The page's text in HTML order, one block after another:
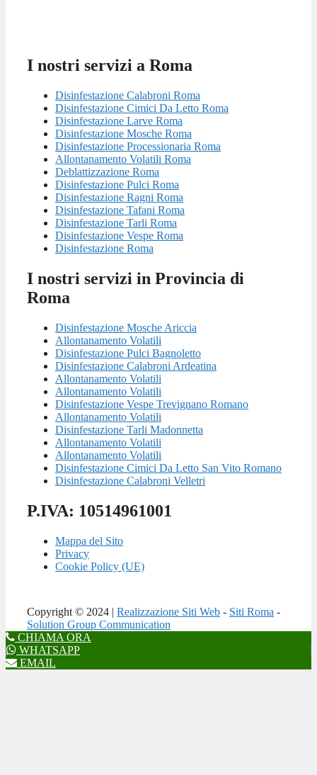
I nostri servizi a Roma
Disinfestazione Calabroni Roma
Disinfestazione Cimici Da Letto Roma
Disinfestazione Larve Roma
Disinfestazione Mosche Roma
Disinfestazione Processionaria Roma
Allontanamento Volatili Roma
Deblattizzazione Roma
Disinfestazione Pulci Roma
Disinfestazione Ragni Roma
Disinfestazione Tafani Roma
Disinfestazione Tarli Roma
Disinfestazione Vespe Roma
Disinfestazione Roma
I nostri servizi in Provincia di
Roma
Disinfestazione Mosche Ariccia
Allontanamento Volatili
Disinfestazione Pulci Bagnoletto
Disinfestazione Calabroni Ardeatina
Allontanamento Volatili
Allontanamento Volatili
Disinfestazione Vespe Trevignano Romano
Allontanamento Volatili
Disinfestazione Tarli Madonnetta
Allontanamento Volatili
Allontanamento Volatili
Disinfestazione Cimici Da Letto San Vito Romano
Disinfestazione Calabroni Velletri
P.IVA: 10514961001
Mappa del Sito
Privacy
Cookie Policy (UE)
Copyright © 2024 | Realizzazione Siti Web - Siti Roma -
Solution Group Communication
CHIAMA ORA
WHATSAPP
EMAIL